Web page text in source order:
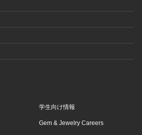
学生向け情報
Gem & Jewelry Careers